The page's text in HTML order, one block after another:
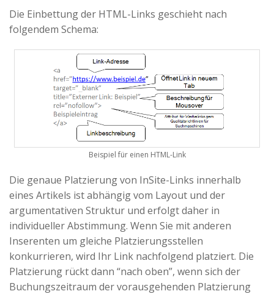
Die Einbettung der HTML-Links geschieht nach
folgendem Schema:
Beispiel für einen HTML-Link
Die genaue Platzierung von InSite-Links innerhalb
eines Artikels ist abhängig vom Layout und der
argumentativen Struktur und erfolgt daher in
individueller Abstimmung. Wenn Sie mit anderen
Inserenten um gleiche Platzierungsstellen
konkurrieren, wird Ihr Link nachfolgend platziert. Die
Platzierung rückt dann “nach oben”, wenn sich der
Buchungszeitraum der vorausgehenden Platzierung